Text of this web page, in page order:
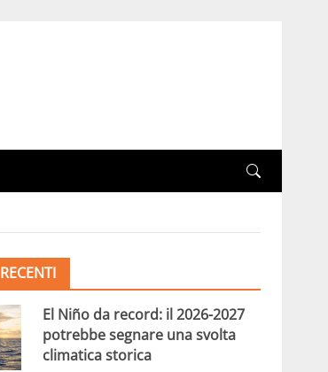
El Niño da record: il 2026-2027
potrebbe segnare una svolta
climatica storica